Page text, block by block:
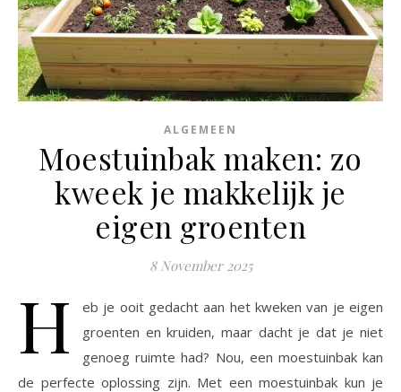
ALGEMEEN
Moestuinbak maken: zo
kweek je makkelijk je
eigen groenten
8 November 2025
H
eb je ooit gedacht aan het kweken van je eigen
groenten en kruiden, maar dacht je dat je niet
genoeg ruimte had? Nou, een moestuinbak kan
de perfecte oplossing zijn. Met een moestuinbak kun je